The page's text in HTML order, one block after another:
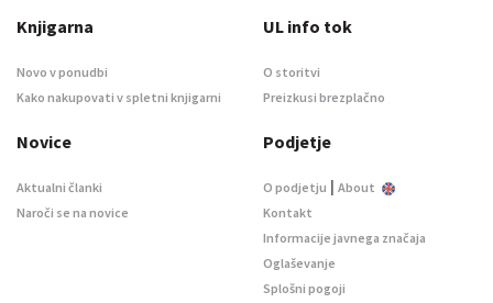
Knjigarna
Novo v ponudbi
Kako nakupovati v spletni knjigarni
UL info tok
O storitvi
Preizkusi brezplačno
Novice
Aktualni članki
Naroči se na novice
Podjetje
O podjetju | About
Kontakt
Informacije javnega značaja
Oglaševanje
Splošni pogoji